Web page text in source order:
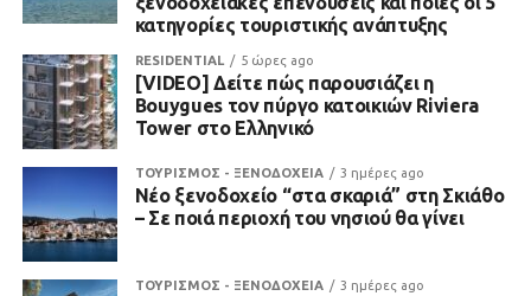
κατηγορίες τουριστικής ανάπτυξης
RESIDENTIAL 5 ώρες ago
[VIDEO] Δείτε πώς παρουσιάζει η
Bouygues τον πύργο κατοικιών Riviera
Tower στο Ελληνικό
ΤΟΥΡΙΣΜΟΣ - ΞΕΝΟΔΟΧΕΙΑ 3 ημέρες ago
Νέο ξενοδοχείο “στα σκαριά” στη Σκιάθο
– Σε ποιά περιοχή του νησιού θα γίνει
ΤΟΥΡΙΣΜΟΣ - ΞΕΝΟΔΟΧΕΙΑ 3 ημέρες ago